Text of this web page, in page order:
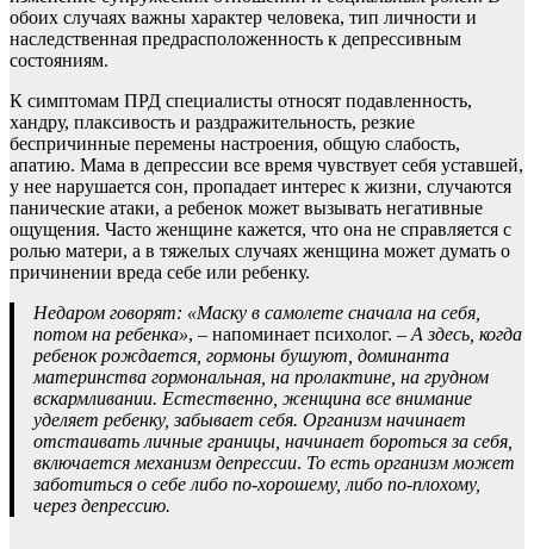
обоих случаях важны характер человека, тип личности и
наследственная предрасположенность к депрессивным
состояниям.
К симптомам ПРД специалисты относят подавленность,
хандру, плаксивость и раздражительность, резкие
беспричинные перемены настроения, общую слабость,
апатию. Мама в депрессии все время чувствует себя уставшей,
у нее нарушается сон, пропадает интерес к жизни, случаются
панические атаки, а ребенок может вызывать негативные
ощущения. Часто женщине кажется, что она не справляется с
ролью матери, а в тяжелых случаях женщина может думать о
причинении вреда себе или ребенку.
Недаром говорят: «Маску в самолете сначала на себя,
потом на ребенка», – напоминает психолог. – А здесь, когда
ребенок рождается, гормоны бушуют, доминанта
материнства гормональная, на пролактине, на грудном
вскармливании. Естественно, женщина все внимание
уделяет ребенку, забывает себя. Организм начинает
отстаивать личные границы, начинает бороться за себя,
включается механизм депрессии. То есть организм может
заботиться о себе либо по-хорошему, либо по-плохому,
через депрессию.